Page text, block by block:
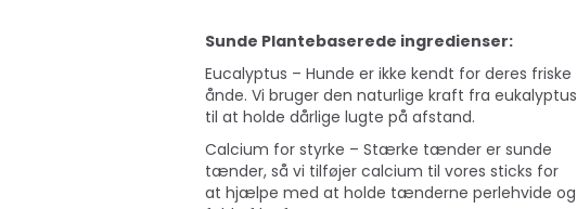
PopulærSunde Plantebaserede ingredienser:
Eucalyptus – Hunde er ikke kendt for deres friske
ånde. Vi bruger den naturlige kraft fra eukalyptus
til at holde dårlige lugte på afstand.
Calcium for styrke – Stærke tænder er sunde
tænder, så vi tilføjer calcium til vores sticks for
at hjælpe med at holde tænderne perlehvide og